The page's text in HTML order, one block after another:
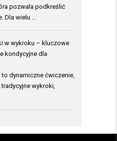
pozwala podkreślić
Dla wielu …
w wykroku – kluczowe
kondycyjne dla
dynamiczne ćwiczenie,
wykroki,